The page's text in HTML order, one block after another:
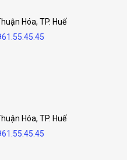
Hóa, TP. Huế
Hóa, TP. Huế